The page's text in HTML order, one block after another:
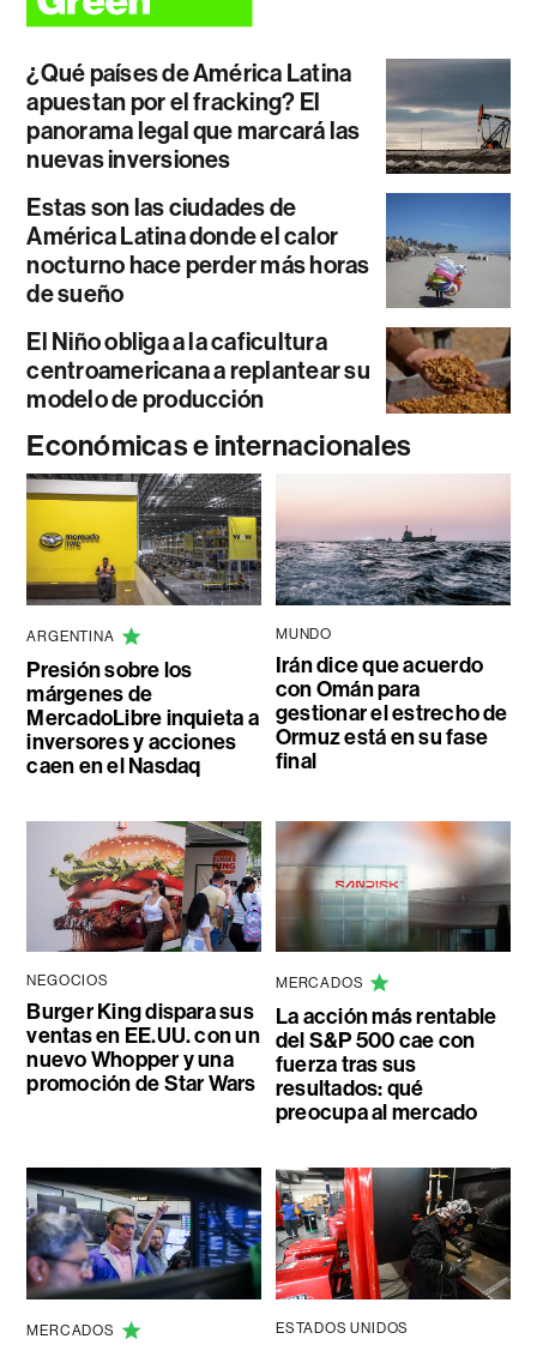
¿Qué países de América Latina
apuestan por el fracking? El
panorama legal que marcará las
nuevas inversiones
Estas son las ciudades de
América Latina donde el calor
nocturno hace perder más horas
de sueño
El Niño obliga a la caficultura
centroamericana a replantear su
modelo de producción
Económicas e internacionales
ARGENTINA
Presión sobre los
márgenes de
MercadoLibre inquieta a
inversores y acciones
caen en el Nasdaq
MUNDO
Irán dice que acuerdo
con Omán para
gestionar el estrecho de
Ormuz está en su fase
final
NEGOCIOS
Burger King dispara sus
ventas en EE.UU. con un
nuevo Whopper y una
promoción de Star Wars
MERCADOS
La acción más rentable
del S&P 500 cae con
fuerza tras sus
resultados: qué
preocupa al mercado
MERCADOS ESTADOS UNIDOS